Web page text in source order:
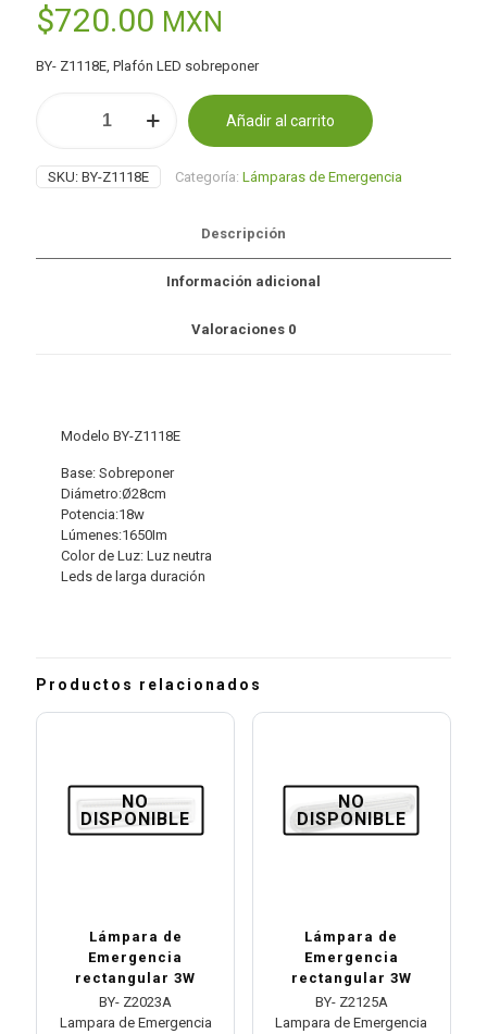
$720.00 MXN
BY- Z1118E, Plafón LED sobreponer
cantidad
Añadir al carrito
Alternative:
SKU: BY-Z1118E Categoría: Lámparas de Emergencia
Descripción
Información adicional
Valoraciones 0
Modelo BY-Z1118E
Base: Sobreponer
Diámetro:Ø28cm
Potencia:18w
Lúmenes:1650Im
Color de Luz: Luz neutra
Leds de larga duración
Productos relacionados
NO
DISPONIBLE
Lámpara de
Emergencia
rectangular 3W
BY- Z2023A
Lampara de Emergencia
NO
DISPONIBLE
Lámpara de
Emergencia
rectangular 3W
BY- Z2125A
Lampara de Emergencia